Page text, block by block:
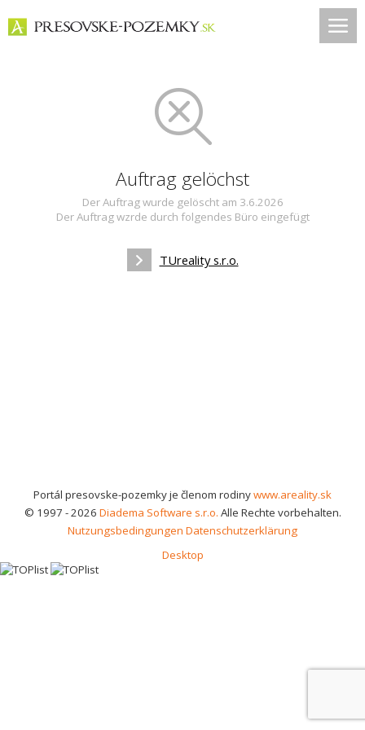
Auftrag gelöchst
Der Auftrag wurde gelöscht am 3.6.2026
Der Auftrag wzrde durch folgendes Büro eingefügt
TUreality s.r.o.
Portál presovske-pozemky je členom rodinywww.areality.sk
© 1997 - 2026 Diadema Software s.r.o. Alle Rechte vorbehalten.
Nutzungsbedingungen Datenschutzerklärung
Desktop